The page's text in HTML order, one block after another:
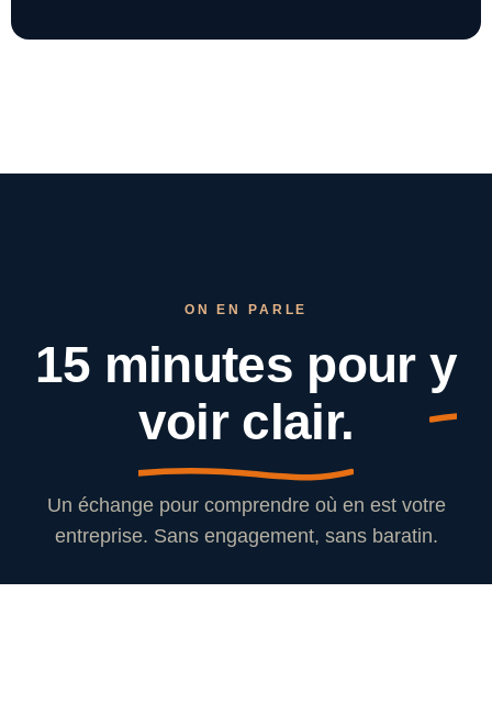
ON EN PARLE
15 minutes pour y
voir clair.
Un échange pour comprendre où en est votre
entreprise. Sans engagement, sans baratin.